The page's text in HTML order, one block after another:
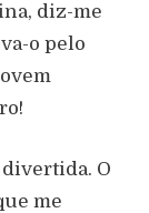
diz-me
o pelo
O
me